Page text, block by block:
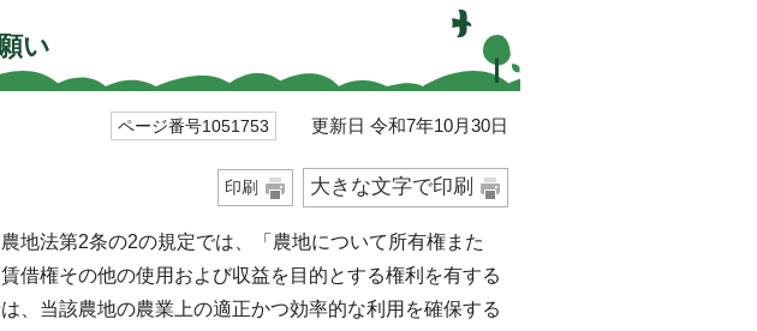
い
ページ番号1051753 更新日 令和7年10月30日
印刷 大きな文字で印刷
地法第2条の2の規定では、「農地について所有権また
借権その他の使用および収益を目的とする権利を有する
、当該農地の農業上の適正かつ効率的な利用を確保する